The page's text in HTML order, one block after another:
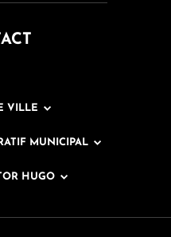
VILLE
MUNICIPAL
HUGO